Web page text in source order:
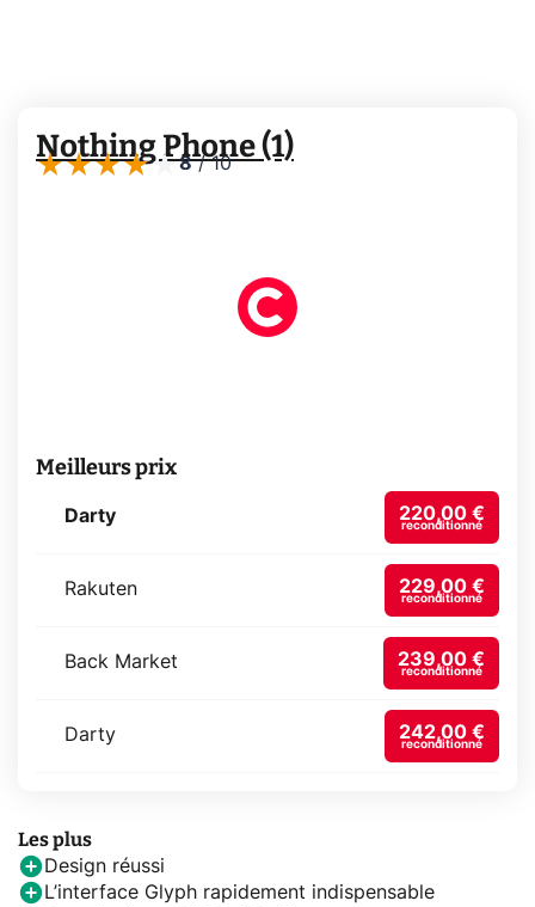
Nothing Phone (1)
8/10
Meilleurs prix
Darty 220,00 €
reconditionné
Rakuten 229,00 €
reconditionné
Back Market 239,00 €
reconditionné
Darty 242,00 €
reconditionné
Les plus
Design réussi
L’interface Glyph rapidement indispensable